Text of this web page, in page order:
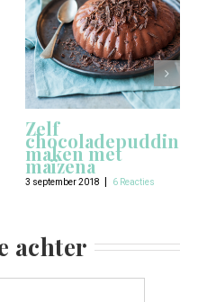
Zelf
chocoladepudding
maken met
maïzena
3 september 2018 6 Reacties
achter